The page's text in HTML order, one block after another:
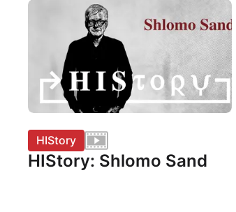
HIStory
HIStory: Shlomo Sand